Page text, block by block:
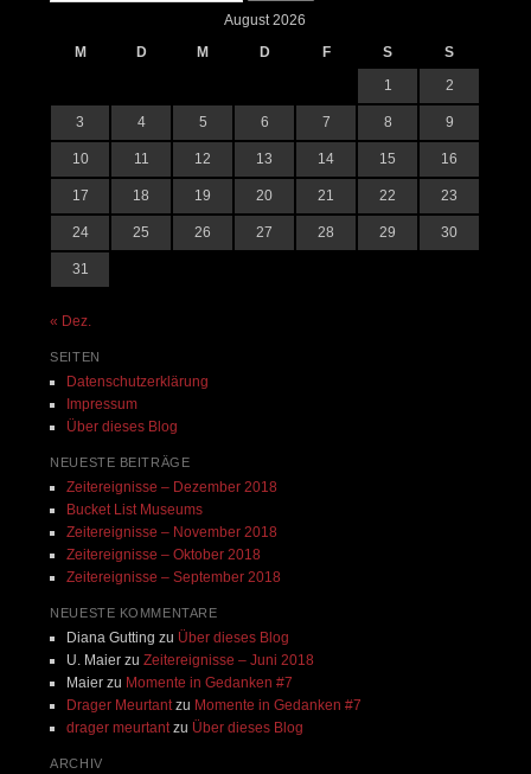
August 2026
M
D M D F S
S
1
2
3 4 5 6 7 8 9
10 11 12 13 14 15 16
17 18 19 20 21 22 23
24 25 26 27 28 29 30
31
« Dez.
SEITEN
Datenschutzerklärung
Impressum
Über dieses Blog
NEUESTE BEITRÄGE
Zeitereignisse – Dezember 2018
Bucket List Museums
Zeitereignisse – November 2018
Zeitereignisse – Oktober 2018
Zeitereignisse – September 2018
NEUESTE KOMMENTARE
Diana Gutting zu Über dieses Blog
U. Maierzu Zeitereignisse – Juni 2018
Maierzu Momente in Gedanken #7
Drager Meurtantzu Momente in Gedanken #7
drager meurtantzu Über dieses Blog
ARCHIV